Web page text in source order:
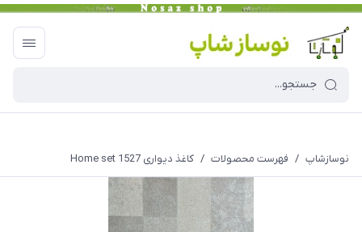
نوسازشاپ / فهرست محصولات / کاغذ دیواری Home set 1527